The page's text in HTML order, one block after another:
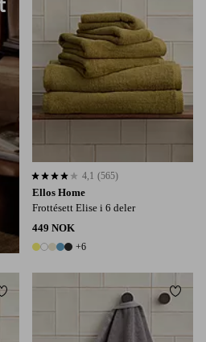
Ellos Home
Frottésett Elise i 6 deler
449 NOK
11 farger
+6
4,1 basert på 565 karaktergivninger
4,1 (565)
Legg til favoritter